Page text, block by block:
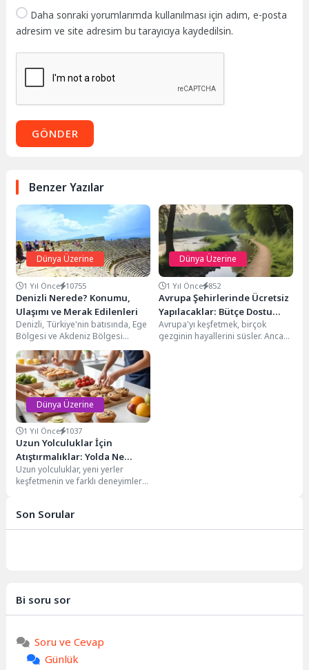
Daha sonraki yorumlarımda kullanılması için adım, e-posta
adresim ve site adresim bu tarayıcıya kaydedilsin.
GÖNDER
Benzer Yazılar
Dünya Üzerine
1 Yıl Önce 10755
Denizli Nerede? Konumu,
Ulaşımı ve Merak Edilenleri
Denizli, Türkiye'nin batısında, Ege
Bölgesi ve Akdeniz Bölgesi
arasında yer alan, doğal
güzellikleri ve tarihi...
Dünya Üzerine
1 Yıl Önce 852
Avrupa Şehirlerinde Ücretsiz
Yapılacaklar: Bütçe Dostu
Gezi Rehberi
Avrupa'yı keşfetmek, birçok
gezginin hayallerini süsler. Ancak,
Dünya Üzerine
1 Yıl Önce 1037
Uzun Yolculuklar İçin
Atıştırmalıklar: Yolda Ne
Yemeli?
Uzun yolculuklar, yeni yerler
keşfetmenin ve farklı deneyimler
Son Sorular
Bi soru sor
Soru ve Cevap
Günlük